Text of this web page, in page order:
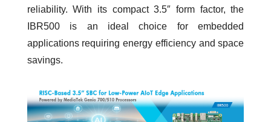
reliability. With its compact 3.5″ form factor, the
IBR500 is an ideal choice for embedded
applications requiring energy efficiency and space
savings.